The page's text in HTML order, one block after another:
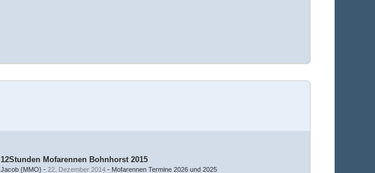
12Stunden Mofarennen Bohnhorst 2015
Jacob {MMO}- 22. Dezember 2014- Mofarennen Termine 2026 und 2025